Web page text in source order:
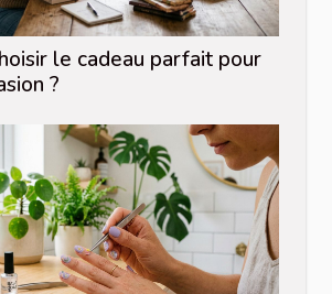
le cadeau parfait pour
?